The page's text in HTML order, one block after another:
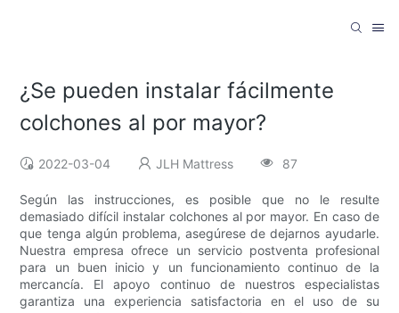
¿Se pueden instalar fácilmente
colchones al por mayor?
2022-03-04 JLH Mattress 87
Según las instrucciones, es posible que no le resulte
demasiado difícil instalar colchones al por mayor. En caso de
que tenga algún problema, asegúrese de dejarnos ayudarle.
Nuestra empresa ofrece un servicio postventa profesional
para un buen inicio y un funcionamiento continuo de la
mercancía. El apoyo continuo de nuestros especialistas
garantiza una experiencia satisfactoria en el uso de su